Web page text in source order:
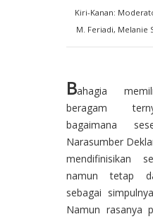
Kiri-Kanan:
M. Feriadi, Melanie
Bahagia
beragam
bagaimana
Narasumber
mendifinisikan
namun tetap
sebagai
Namun rasanya